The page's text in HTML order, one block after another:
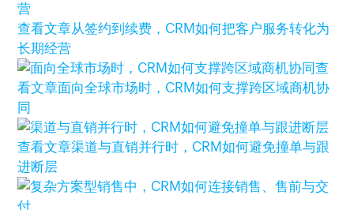
查看文章从签约到续费，CRM如何把客户服务转化为
长期经营
查
看文章面向全球市场时，CRM如何支撑跨区域商机协
同
查看文章渠道与直销并行时，CRM如何避免撞单与跟
进断层